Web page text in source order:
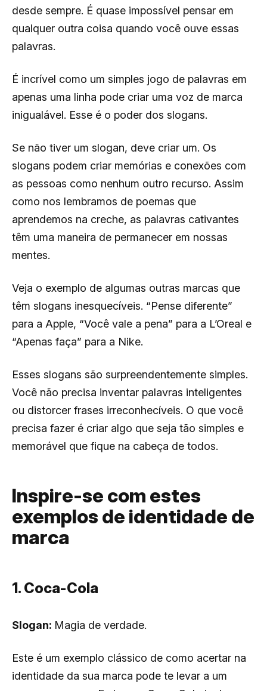
desde sempre. É quase impossível pensar em
qualquer outra coisa quando você ouve essas
palavras.
É incrível como um simples jogo de palavras em
apenas uma linha pode criar uma voz de marca
inigualável. Esse é o poder dos slogans.
Se não tiver um slogan, deve criar um. Os
slogans podem criar memórias e conexões com
as pessoas como nenhum outro recurso. Assim
como nos lembramos de poemas que
aprendemos na creche, as palavras cativantes
têm uma maneira de permanecer em nossas
mentes.
Veja o exemplo de algumas outras marcas que
têm slogans inesquecíveis. “Pense diferente”
para a Apple, “Você vale a pena” para a L’Oreal e
“Apenas faça” para a Nike.
Esses slogans são surpreendentemente simples.
Você não precisa inventar palavras inteligentes
ou distorcer frases irreconhecíveis. O que você
precisa fazer é criar algo que seja tão simples e
memorável que fique na cabeça de todos.
Inspire-se com estes
exemplos de identidade de
marca
1. Coca-Cola
Slogan: Magia de verdade.
Este é um exemplo clássico de como acertar na
identidade da sua marca pode te levar a um